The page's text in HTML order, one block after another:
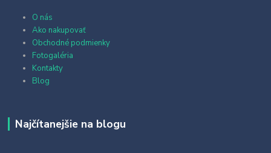
O nás
Ako nakupovať
Obchodné podmienky
Fotogaléria
Kontakty
Blog
Najčítanejšie na blogu